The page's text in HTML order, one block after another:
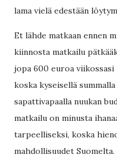
lama vielä edestään
Et lähde matkaan ennen
kiinnosta matkailu
jopa 600 euroa
koska kyseisellä
sapattivapaalla nuukan
matkailu on minusta
tarpeelliseksi, koska
mahdollisuudet